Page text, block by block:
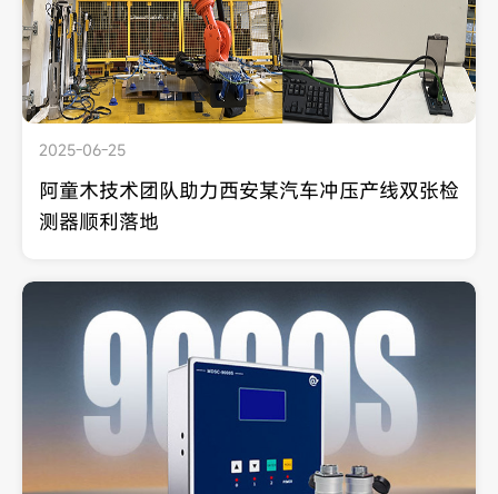
2025-06-25
阿童木技术团队助力西安某汽车冲压产线双张检
测器顺利落地